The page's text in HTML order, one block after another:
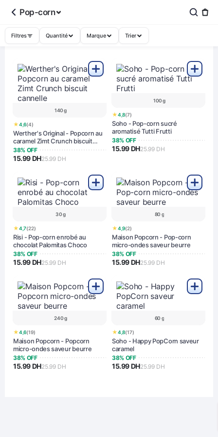
Pop-corn
Filtres Quantité Marque Trier
140 g
★4,6(4)
Werther's Original - Popcorn au
caramel Zimt Crunch biscuit
cannelle
38% OFF
15.99 DH25.99 DH
100 g
★4,8(7)
Soho - Pop-corn sucré
aromatisé Tutti Frutti
38% OFF
15.99 DH25.99 DH
30 g
★4,7(22)
Risi - Pop-corn enrobé au
chocolat Palomitas Choco
38% OFF
15.99 DH25.99 DH
80 g
★4,9(2)
Maison Popcorn - Pop-corn
micro-ondes saveur beurre
38% OFF
15.99 DH25.99 DH
240 g
★4,6(19)
Maison Popcorn - Popcorn
micro-ondes saveur beurre
38% OFF
15.99 DH25.99 DH
60 g
★4,8(17)
Soho - Happy PopCorn saveur
caramel
38% OFF
15.99 DH25.99 DH